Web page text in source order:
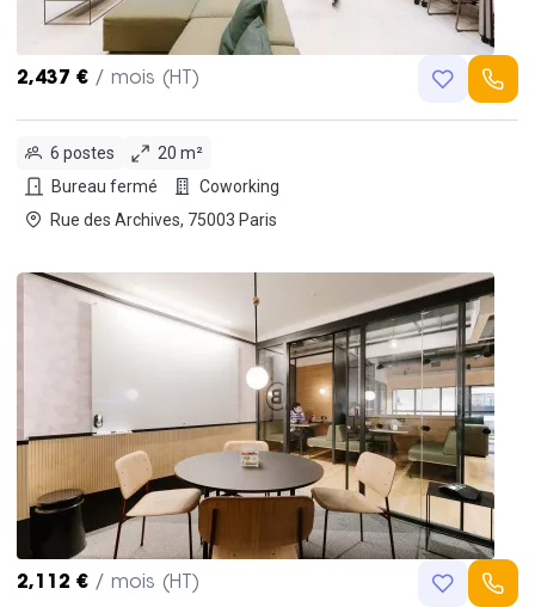
2,437 € / mois (HT)
6 postes
20 m²
Bureau fermé
Coworking
Rue des Archives, 75003 Paris
2,112 € / mois (HT)